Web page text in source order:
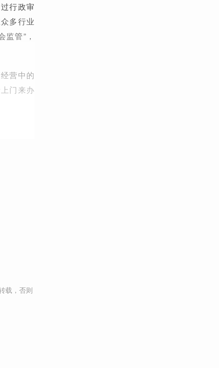
行政审
多行业
管”，
营中的
门来办
载，否则